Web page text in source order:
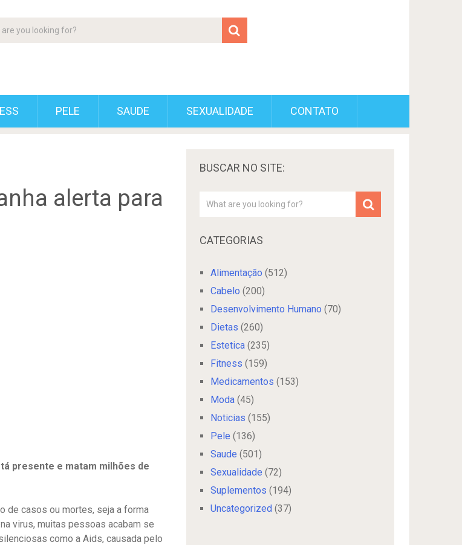
PELE SAUDE SEXUALIDADE CONTATO
alerta para
presente e matam milhões de
de casos ou mortes, seja a forma
virus, muitas pessoas acabam se
como a Aids, causada pelo
BUSCAR NO SITE:
CATEGORIAS
Alimentação (512)
Cabelo (200)
Desenvolvimento Humano (70)
Dietas (260)
Estetica (235)
Fitness (159)
Medicamentos (153)
Moda (45)
Noticias (155)
Pele (136)
Saude (501)
Sexualidade (72)
Suplementos (194)
Uncategorized (37)